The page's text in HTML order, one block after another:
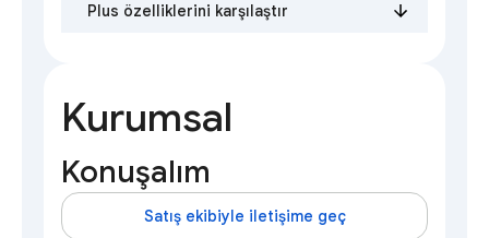
Plus özelliklerini karşılaştır
Kurumsal
Konuşalım
Satış ekibiyle iletişime geç